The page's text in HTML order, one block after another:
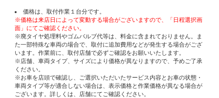
価格は、取付作業１台分です。
※価格は来店日によって変動する場合がございますので、「日程選択画
面」にてご確認ください。
※廃タイヤ処理料やゴムバルブ代等は、料金に含まれておりません。ま
た一部特殊な車両の場合で、取付に追加費用などが発生する場合がござ
います。作業前に、取付店舗で必ずご確認をお願いいたします。
※店舗、車両タイプ、サイズにより価格が異なりますので、予めご了承
ください。
※お車を店頭で確認し、ご選択いただいたサービス内容とお車の状態・
車両タイプ等が適合しない場合は、表示価格と作業価格が異なる場合が
ございます。詳しくは、店舗にてご確認ください。